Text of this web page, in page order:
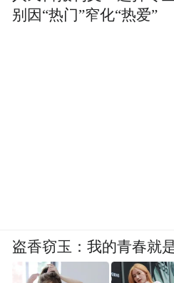
别因“热门”窄化“热爱”
盗香窃玉：我的青春就